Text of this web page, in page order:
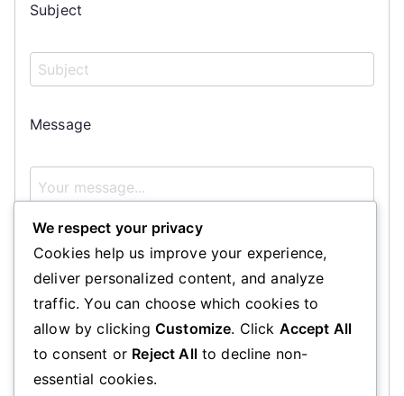
Subject
Message
Send Message
We respect your privacy
Cookies help us improve your experience,
deliver personalized content, and analyze
traffic. You can choose which cookies to
allow by clicking Customize. Click Accept All
to consent or Reject Allto decline non-
essential cookies.